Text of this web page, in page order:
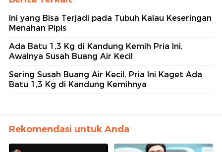
Ini yang Bisa Terjadi pada Tubuh Kalau Keseringan
Menahan Pipis
Ada Batu 1,3 Kg di Kandung Kemih Pria Ini,
Awalnya Susah Buang Air Kecil
Sering Susah Buang Air Kecil, Pria Ini Kaget Ada
Batu 1,3 Kg di Kandung Kemihnya
Rekomendasi untuk Anda